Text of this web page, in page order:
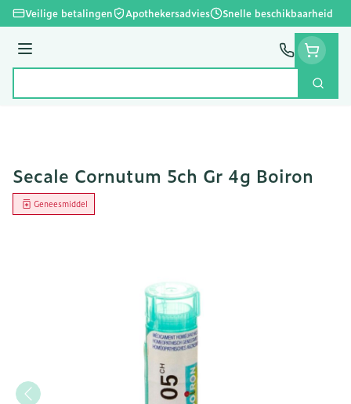
Ga naar de inhoud
Veilige betalingen Apothekersadvies Snelle beschikbaarheid
Menu
Zoek
Secale Cornutum 5ch Gr 4g Boiron
Geneesmiddel